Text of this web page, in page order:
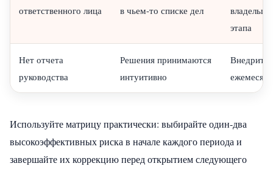
ответственного лица
в чьем-то списке дел
этапа
Нет отчета
руководства
Решения принимаются
интуитивно
Внедрить
Используйте матрицу практически: выбирайте один-два
высокоэффективных риска в начале каждого периода и
завершайте их коррекцию перед открытием следующего